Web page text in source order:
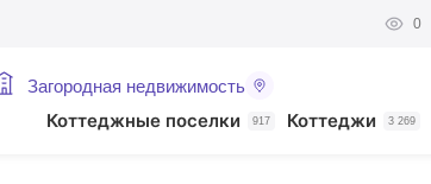
0
Загородная недвижимость
Коттеджные поселки 917 Коттеджи 3 269